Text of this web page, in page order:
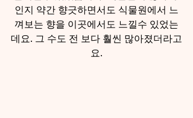
인지 약간 향긋하면서도 식물원에서 느
껴보는 향을 이곳에서도 느낄수 있었는
데요. 그 수도 전 보다 훨씬 많아졌더라고
요.